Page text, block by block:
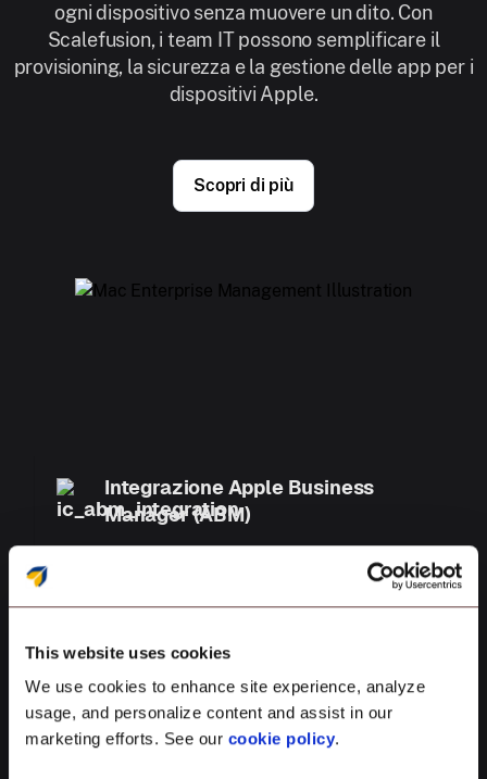
This website uses cookies
We use cookies to enhance site experience, analyze
usage, and personalize content and assist in our
marketing efforts. See our cookie policy.
ogni dispositivo senza muovere un dito. Con
Scalefusion, i team IT possono semplificare il
provisioning, la sicurezza e la gestione delle app per i
dispositivi Apple.
Scopri di più
Integrazione Apple Business
Manager (ABM)
Configura i Mac prima ancora che arrivino.
Abilita il deployment zero-touch dei Mac con
Filtro contenuti web